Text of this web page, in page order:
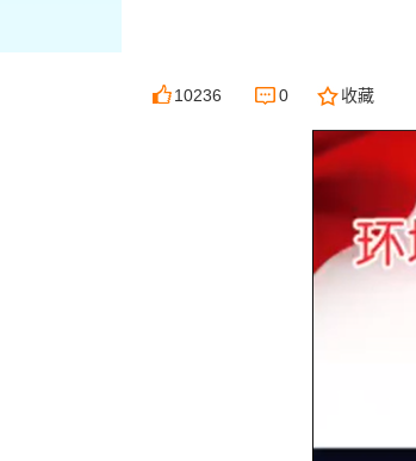
10236
0 收藏